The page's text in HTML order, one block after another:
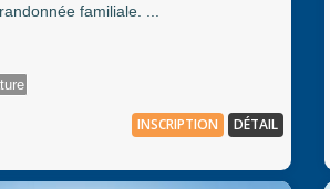
familiale. ...
INSCRIPTION DÉTAIL